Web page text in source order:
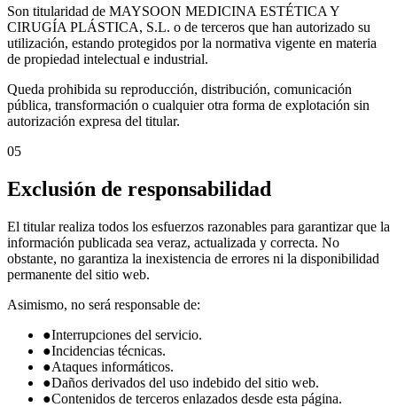
Son titularidad de MAYSOON MEDICINA ESTÉTICA Y
CIRUGÍA PLÁSTICA, S.L. o de terceros que han autorizado su
utilización, estando protegidos por la normativa vigente en materia
de propiedad intelectual e industrial.
Queda prohibida su reproducción, distribución, comunicación
pública, transformación o cualquier otra forma de explotación sin
autorización expresa del titular.
05
Exclusión de responsabilidad
El titular realiza todos los esfuerzos razonables para garantizar que la
información publicada sea veraz, actualizada y correcta. No
obstante, no garantiza la inexistencia de errores ni la disponibilidad
permanente del sitio web.
Asimismo, no será responsable de:
●Interrupciones del servicio.
●Incidencias técnicas.
●Ataques informáticos.
●Daños derivados del uso indebido del sitio web.
●Contenidos de terceros enlazados desde esta página.